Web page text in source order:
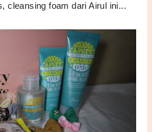
cleansing foam dari Airul ini...